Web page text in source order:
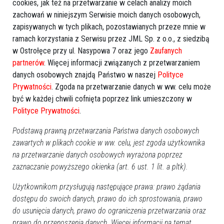
Zobacz również
cookies, jak też na przetwarzanie w celach analizy moich
zachowań w niniejszym Serwisie moich danych osobowych,
zapisywanych w tych plikach, pozostawianych przeze mnie w
ramach korzystania z Serwisu przez JML Sp. z o.o., z siedzibą
w Ostrołęce przy ul. Nasypowa 7 oraz jego Zaufanych
partnerów. Więcej informacji związanych z przetwarzaniem
danych osobowych znajdą Państwo w naszej Polityce
Prywatności. Zgoda na przetwarzanie danych w ww. celu może
być w każdej chwili cofnięta poprzez link umieszczony w
Polityce Prywatności.
Podstawą prawną przetwarzania Państwa danych osobowych
zawartych w plikach cookie w ww. celu, jest zgoda użytkownika
na przetwarzanie danych osobowych wyrażona poprzez
zaznaczanie powyższego okienka (art. 6 ust. 1 lit. a pltk).
Użytkownikom przysługują następujące prawa: prawo żądania
dostępu do swoich danych, prawo do ich sprostowania, prawo
do usunięcia danych, prawo do ograniczenia przetwarzania oraz